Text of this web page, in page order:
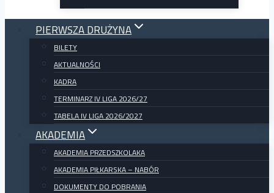
PIERWSZA DRUŻYNA
BILETY
AKTUALNOŚCI
KADRA
TERMINARZ IV LIGA 2026/27
TABELA IV LIGA 2026/2027
AKADEMIA
AKADEMIA PRZEDSZKOLAKA
AKADEMIA PIŁKARSKA – NABÓR
DOKUMENTY DO POBRANIA